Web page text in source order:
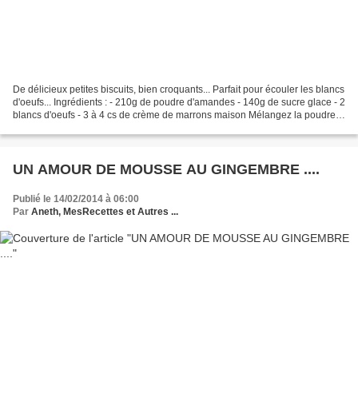
De délicieux petites biscuits, bien croquants... Parfait pour écouler les blancs
d'oeufs... Ingrédients : - 210g de poudre d'amandes - 140g de sucre glace - 2
blancs d'oeufs - 3 à 4 cs de crème de marrons maison Mélangez la poudre
UN AMOUR DE MOUSSE AU GINGEMBRE ....
Publié le 14/02/2014 à 06:00
Par Aneth, MesRecettes et Autres ...